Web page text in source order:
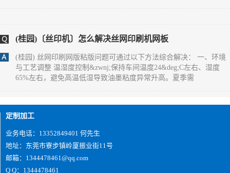
与工艺调整 温湿度控制&zwnj;保持车间温度24&deg;C左右、湿度
65%左右，避免高温低湿导致油墨粘度异常升高。夏季需
(桂园)您好,双面IMD技术是怎么实现的？
(桂园) 1、片材成型时形状要好；2、注塑前模及后模都要放IMD片
材， 要考虑好片材的定位方式及入口方式；3、要考虑好产品的顶出
方式。
定制加工
业务电话：13352849401 何先生
地址：东莞市寮步镇岭厦振业街11号
邮箱：1344478461@qq.com
Q Q：1344478461